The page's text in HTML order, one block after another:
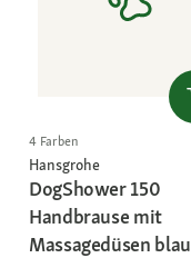
4 Farben
Hansgrohe
DogShower 150
Handbrause mit
Massagedüsen blau